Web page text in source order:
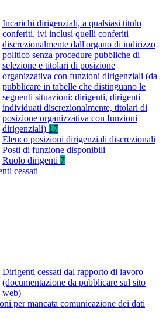
Incarichi dirigenziali, a qualsiasi titolo
conferiti, ivi inclusi quelli conferiti
discrezionalmente dall'organo di indirizzo
politico senza procedure pubbliche di
selezione e titolari di posizione
organizzativa con funzioni dirigenziali (da
pubblicare in tabelle che distinguano le
seguenti situazioni: dirigenti, dirigenti
individuati discrezionalmente, titolari di
posizione organizzativa con funzioni
dirigenziali) 17
Elenco posizioni dirigenziali discrezionali
Posti di funzione disponibili
Ruolo dirigenti 7
cessati
Dirigenti cessati dal rapporto di lavoro
(documentazione da pubblicare sul sito
web)
per mancata comunicazione dei dati